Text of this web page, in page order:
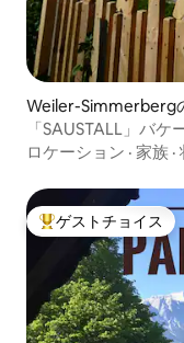
Weiler-Simmerberg
「SAUSTALL」バケ
ロケーション · 家族 ·
大好評のゲストチョ
ゲストチョイス